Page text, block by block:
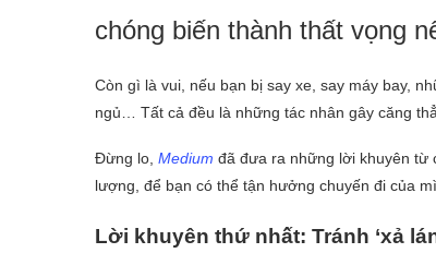
chóng biến thành thất vọng
Còn gì là vui, nếu bạn bị say xe, say máy bay,
ngủ… Tất cả đều là những tác nhân gây căng
Đừng lo, Medium đã đưa ra những lời khuyên từ
lượng, để bạn có thể tận hưởng chuyến đi của
Lời khuyên thứ nhất: Tránh ‘xả